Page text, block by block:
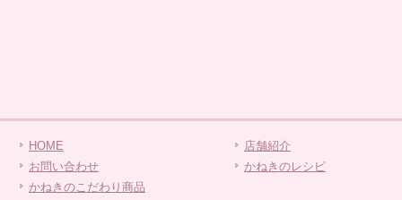
HOME
お問い合わせ
かねきのこだわり商品
店舗紹介
かねきのレシピ